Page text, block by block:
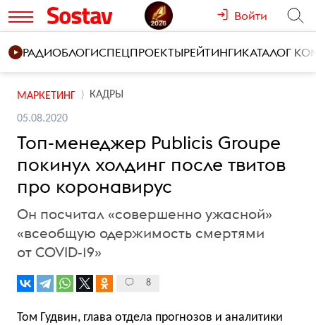
Войти
РАДИОБЛОГИСПЕЦПРОЕКТЫРЕЙТИНГИКАТАЛОГ
МАРКЕТИНГ КАДРЫ
05.08.2020
Топ-менеджер Publicis Groupe
покинул холдинг после твитов
про коронавирус
Он посчитал «совершенно ужасной»
«всеобщую одержимость смертями
от COVID-19»
8
Том Гудвин, глава отдела прогнозов и аналитики